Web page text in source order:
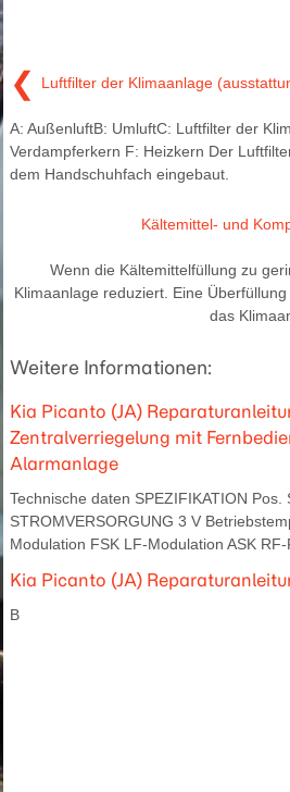
❮ Luftfilter der Klimaanlage
A: AußenluftB: UmluftC: Luftfilter der
Verdampferkern F: Heizkern Der
dem Handschuhfach eingebaut.
Kältemittel- und
Wenn die Kältemittelfüllung zu
Klimaanlage reduziert. Eine
das
Weitere Informationen:
Kia Picanto (JA)
Zentralverriegelung mit
Alarmanlage
Technische daten SPEZIFIKATION Pos.
STROMVERSORGUNG 3 V
Modulation FSK LF-Modulation ASK
Kia Picanto (JA)
B